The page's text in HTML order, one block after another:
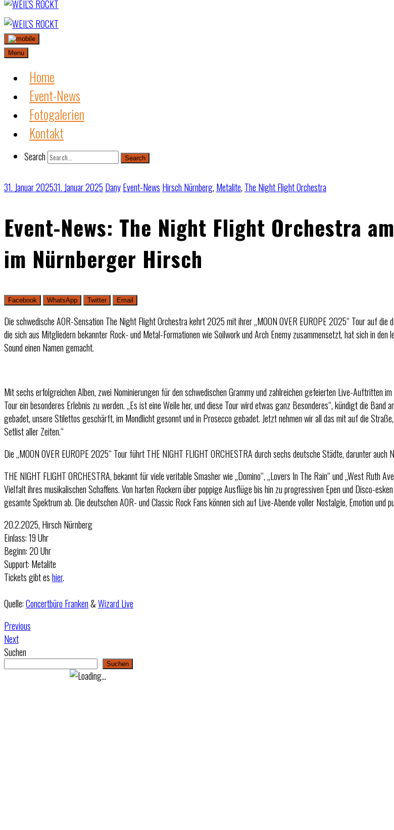
Skip
to
content
Menu
Home
Event-News
Fotogalerien
Kontakt
Search Search
31. Januar 202531. Januar 2025 DanyEvent-News Hirsch Nürnberg, Metalite, The Night Flight Orchestra
Event-News: The Night Flight Orchestra
im Nürnberger Hirsch
Facebook WhatsApp Twitter Email
Die schwedische AOR-Sensation The Night Flight Orchestra kehrt 2025 mit ihrer „MOON OVER EUROPE 2025“ Tour auf die
die sich aus Mitgliedern bekannter Rock- und Metal-Formationen wie Soilwork und Arch Enemy zusammensetzt, hat sich in den
Sound einen Namen gemacht.
Mit sechs erfolgreichen Alben, zwei Nominierungen für den schwedischen Grammy und zahlreichen gefeierten Live-Auftritten
Tour ein besonderes Erlebnis zu werden. „Es ist eine Weile her, und diese Tour wird etwas ganz Besonderes“, kündigt die Band
gebadet, unsere Stilettos geschärft, im Mondlicht gesonnt und in Prosecco gebadet. Jetzt nehmen wir all das mit auf die
Setlist aller Zeiten.“
Die „MOON OVER EUROPE 2025“ Tour führt THE NIGHT FLIGHT ORCHESTRA durch sechs deutsche Städte, darunter
THE NIGHT FLIGHT ORCHESTRA, bekannt für viele veritable Smasher wie „Domino“, „Lovers In The Rain“ und „West Ruth
Vielfalt ihres musikalischen Schaffens. Von harten Rockern über poppige Ausflüge bis hin zu progressiven Epen und Disco-
gesamte Spektrum ab. Die deutschen AOR- und Classic Rock Fans können sich auf Live-Abende voller Nostalgie, Emotion und
20.2.2025, Hirsch Nürnberg
Einlass: 19 Uhr
Beginn: 20 Uhr
Support: Metalite
Tickets gibt eshier.
Quelle:Concertbüro Franken&Wizard Live
Previous
Next
Suchen
Suchen